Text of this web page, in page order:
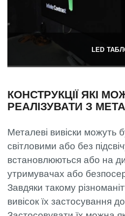
LED
КОНСТРУКЦІЇ ЯКІ
РЕАЛІЗУВАТИ З
Металеві вивіски можуть
світловими або без
встановлюються або на
утримувачах або
Завдяки такому
вивісок їх застосування